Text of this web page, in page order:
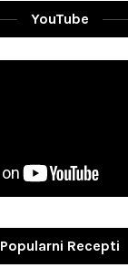
YouTube
Popularni Recepti